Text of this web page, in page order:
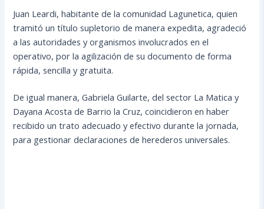
Juan Leardi, habitante de la comunidad Lagunetica, quien
tramitó un título supletorio de manera expedita, agradeció
a las autoridades y organismos involucrados en el
operativo, por la agilización de su documento de forma
rápida, sencilla y gratuita.
De igual manera, Gabriela Guilarte, del sector La Matica y
Dayana Acosta de Barrio la Cruz, coincidieron en haber
recibido un trato adecuado y efectivo durante la jornada,
para gestionar declaraciones de herederos universales.